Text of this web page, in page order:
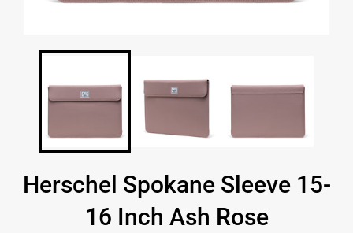
Herschel Spokane Sleeve 15-
16 Inch Ash Rose